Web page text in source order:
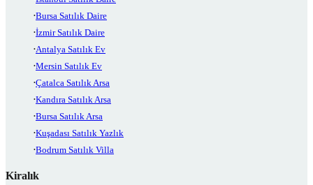
Bursa Satılık Daire
İzmir Satılık Daire
Antalya Satılık Ev
Mersin Satılık Ev
Çatalca Satılık Arsa
Kandıra Satılık Arsa
Bursa Satılık Arsa
Kuşadası Satılık Yazlık
Bodrum Satılık Villa
Kiralık